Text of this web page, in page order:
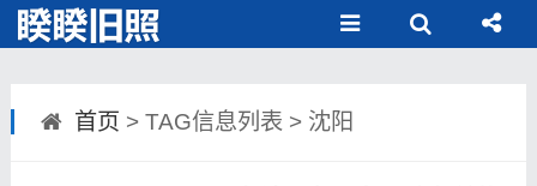
首页 > TAG信息列表 > 沈阳